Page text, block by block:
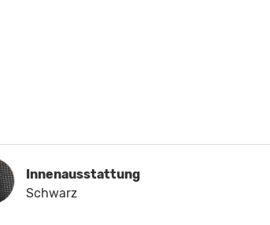
Innenausstattung
Schwarz